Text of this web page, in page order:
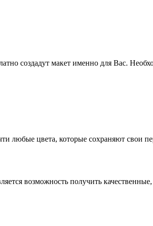
создадут макет именно для Вас.
любые цвета, которые сохраняют свои
возможность получить